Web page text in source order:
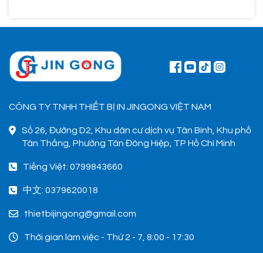
CÔNG TY TNHH THIẾT BỊ IN JINGONG VIỆT NAM
Số 26, Đường D2, Khu dân cư dịch vụ Tân Bình, Khu phố
Tân Thắng, Phường Tân Đông Hiệp, TP Hồ Chí Minh
Tiếng Việt: 0799843660
中文: 0379620018
thietbijingong@gmail.com
Thời gian làm việc - Thứ 2 - 7, 8:00 - 17:30